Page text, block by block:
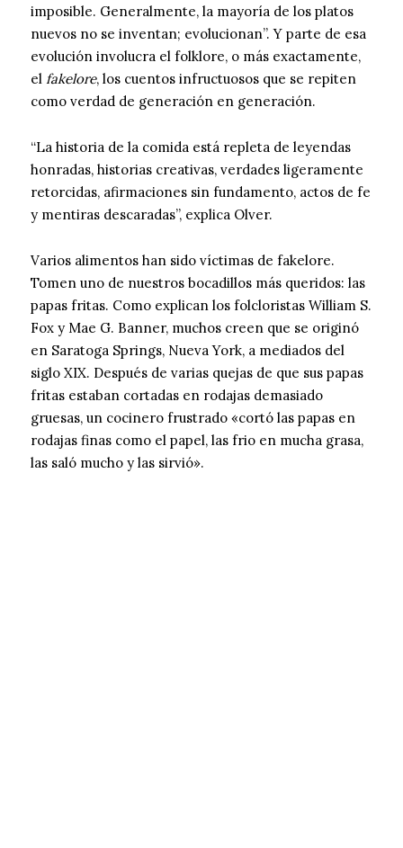
imposible. Generalmente, la mayoría de los platos
nuevos no se inventan; evolucionan”. Y parte de esa
evolución involucra el folklore, o más exactamente,
el fakelore, los cuentos infructuosos que se repiten
como verdad de generación en generación.
“La historia de la comida está repleta de leyendas
honradas, historias creativas, verdades ligeramente
retorcidas, afirmaciones sin fundamento, actos de fe
y mentiras descaradas”, explica Olver.
Varios alimentos han sido víctimas de fakelore.
Tomen uno de nuestros bocadillos más queridos: las
papas fritas. Como explican los folcloristas William S.
Fox y Mae G. Banner, muchos creen que se originó
en Saratoga Springs, Nueva York, a mediados del
siglo XIX. Después de varias quejas de que sus papas
fritas estaban cortadas en rodajas demasiado
gruesas, un cocinero frustrado «cortó las papas en
rodajas finas como el papel, las frio en mucha grasa,
las saló mucho y las sirvió».